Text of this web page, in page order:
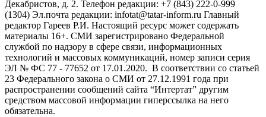
Декабристов, д. 2. Телефон редакции: +7 (843) 222-0-999
(1304) Эл.почта редакции: infotat@tatar-inform.ru Главный
редактор Гареев Р.И. Настоящий ресурс может содержать
материалы 16+. СМИ зарегистрировано Федеральной
службой по надзору в сфере связи, информационных
технологий и массовых коммуникаций, номер записи серия
ЭЛ № ФС 77 - 77652 от 17.01.2020. В соответствии со статьей
23 Федерального закона о СМИ от 27.12.1991 года при
распространении сообщений сайта “Интертат” другим
средством массовой информации гиперссылка на него
обязательна.